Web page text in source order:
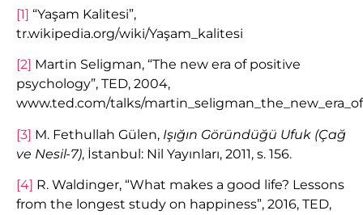
[1] “Yaşam Kalitesi”,
tr.wikipedia.org/wiki/Yaşam_kalitesi
[2] Martin Seligman, “The new era of positive
psychology”, TED, 2004,
www.ted.com/talks/
[3] M. Fethullah Gülen, Işığın Göründüğü Ufuk (Çağ
ve Nesil-7), İstanbul: Nil Yayınları, 2011, s. 156.
[4] R. Waldinger, “What makes a good life? Lessons
from the longest study on happiness”, 2016, TED,